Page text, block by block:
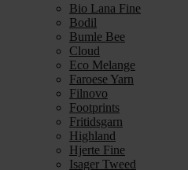
Bio Lana Fine
Bodil
Bumle Bee
Cloud
Eco Melange
Faroese Yarn
Filnovo
Footprints
Fritidsgarn
Highland
Hjerte Fine
Isager Tweed